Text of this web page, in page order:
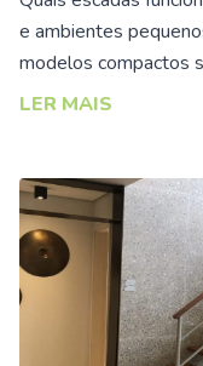
e ambientes
modelos compactos
LER MAIS